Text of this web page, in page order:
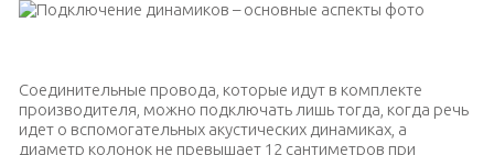
Соединительные провода, которые идут в комплекте
производителя, можно подключать лишь тогда, когда речь
идет о вспомогательных акустических динамиках, а
диаметр колонок не превышает 12 сантиметров при